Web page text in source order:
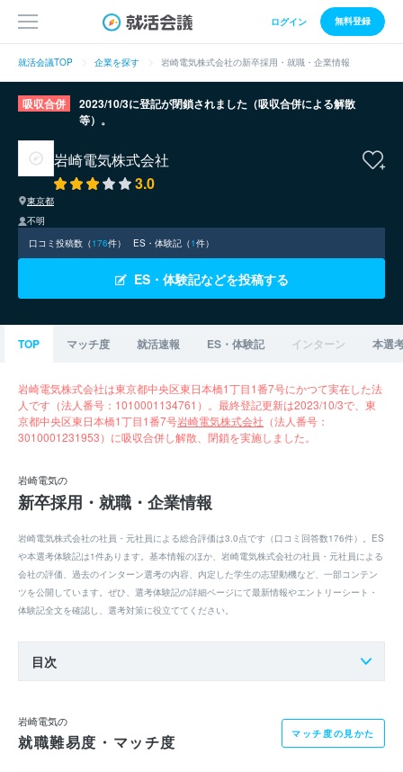
ログイン 無料登録
就活会議TOP 企業を探す 岩崎電気株式会社の新卒採用・就職・企業情報
吸収合併
2023/10/3に登記が閉鎖されました（吸収合併による解散
等）。
岩崎電気株式会社
3.0
東京都
不明
口コミ投稿数（176件） ES・体験記（1件）
ES・体験記などを投稿する
TOP マッチ度 就活速報 ES・体験記 インターン 本選
岩崎電気株式会社は東京都中央区東日本橋1丁目1番7号にかつて実在した法
人です（法人番号：1010001134761）。最終登記更新は2023/10/3で、東
京都中央区東日本橋1丁目1番7号岩崎電気株式会社 （法人番号：
3010001231953）に吸収合併し解散、閉鎖を実施しました。
岩崎電気の
新卒採用・就職・企業情報
岩崎電気株式会社の社員・元社員による総合評価は3.0点です（口コミ回答数176件）。ES
や本選考体験記は1件あります。基本情報のほか、岩崎電気株式会社の社員・元社員による
会社の評価、過去のインターン選考の内容、内定した学生の志望動機など、一部コンテン
ツを公開しています。ぜひ、選考体験記の詳細ページにて最新情報やエントリーシート・
体験記全文を確認し、選考対策に役立ててください。
目次
岩崎電気の
就職難易度・マッチ度 マッチ度の見かた